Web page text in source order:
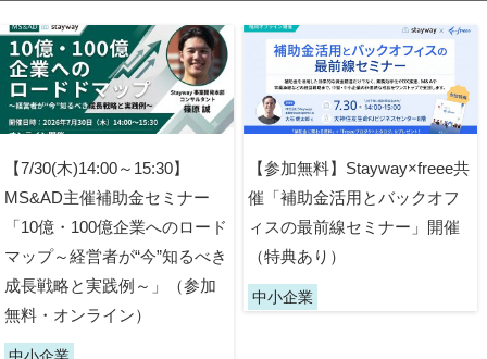
【7/30(木)14:00～15:30】
MS&AD主催補助金セミナー
「10億・100億企業へのロード
マップ～経営者が“今”知るべき
成長戦略と実践例～」（参加
無料・オンライン）
中小企業
【参加無料】Stayway×freee共
催「補助金活用とバックオフ
ィスの最前線セミナー」開催
（特典あり）
中小企業